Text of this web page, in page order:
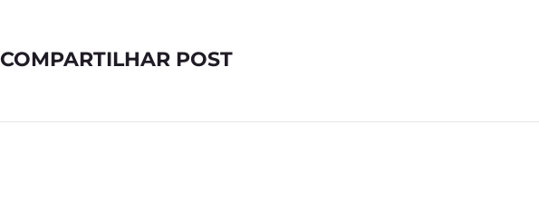
COMPARTILHAR POST